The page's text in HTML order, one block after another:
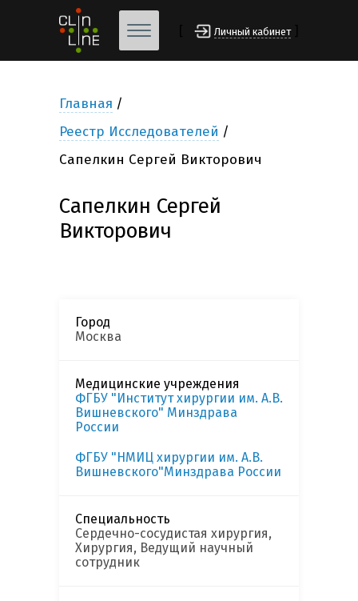
Личный кабинет
Главная
Реестр Исследователей
Сапелкин Сергей Викторович
Сапелкин Сергей
Викторович
Город
Москва
Медицинские учреждения
ФГБУ "Институт хирургии им. А.В.
Вишневского" Минздрава
России
ФГБУ "НМИЦ хирургии им. А.В.
Вишневского"Минздрава России
Специальность
Сердечно-сосудистая хирургия,
Хирургия, Ведущий научный
сотрудник